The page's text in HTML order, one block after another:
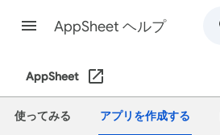
AppSheet ヘルプ
AppSheet
使ってみる アプリを作成する